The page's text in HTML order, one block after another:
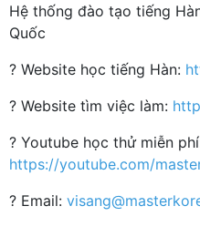
Hệ thống đào tạo tiếng
Quốc
? Website học tiếng Hàn:
? Website tìm việc làm:
? Youtube học thử miễn
https://youtube.com/
? Email: